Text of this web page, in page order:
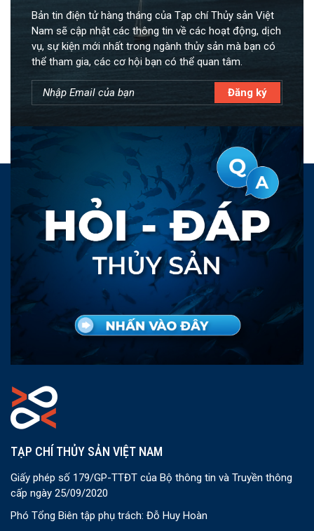
công bố mở cảng Cảng cá
Định An là cảng cá loại II ở
thị trấn Định An, huyện Trà
Cú, tỉnh Trà Vinh; có hiệu lực
Bản tin điện tử hàng tháng của Tạp chí Thủy sản Việt
Nam sẽ cập nhật các thông tin về các hoạt động, dịch
vụ, sự kiện mới nhất trong ngành thủy sản mà bạn có
thể tham gia, các cơ hội bạn có thể quan tâm.
TẠP CHÍ THỦY SẢN VIỆT NAM
Giấy phép số 179/GP-TTĐT của Bộ thông tin và Truyền thông
cấp ngày 25/09/2020
Phó Tổng Biên tập phụ trách: Đỗ Huy Hoàn